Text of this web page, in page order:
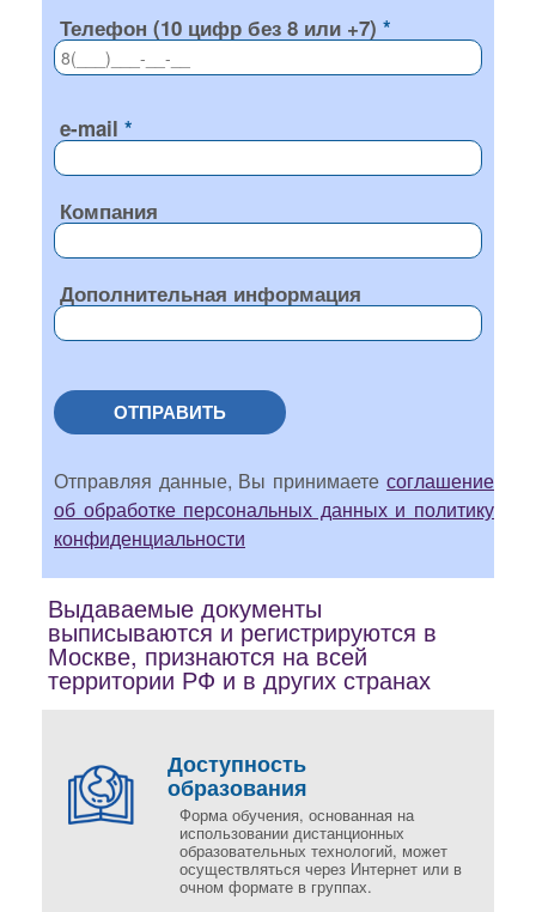
Телефон (10 цифр без 8 или +7)
e-mail
Компания
Дополнительная информация
ОТПРАВИТЬ
Отправляя данные, Вы принимаете соглашение
об обработке персональных данных и политику
конфиденциальности
Выдаваемые документы
выписываются и регистрируются в
Москве, признаются на всей
территории РФ и в других странах
Доступность
образования
Форма обучения, основанная на
использовании дистанционных
образовательных технологий, может
осуществляться через Интернет или в
очном формате в группах.